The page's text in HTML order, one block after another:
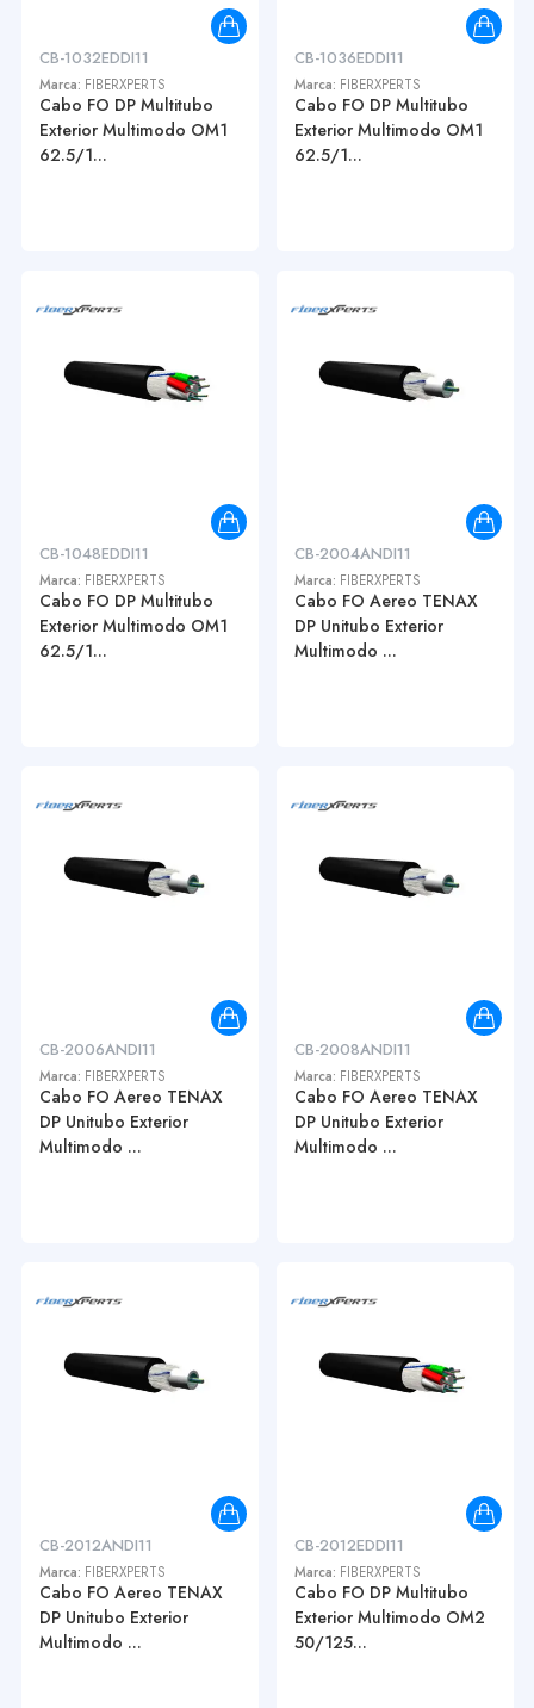
CB-1032EDDI11
Marca: FIBERXPERTS
Cabo FO DP Multitubo
Exterior Multimodo OM1
62.5/1...
CB-1036EDDI11
Marca: FIBERXPERTS
Cabo FO DP Multitubo
Exterior Multimodo OM1
62.5/1...
CB-1048EDDI11
Marca: FIBERXPERTS
Cabo FO DP Multitubo
Exterior Multimodo OM1
62.5/1...
CB-2004ANDI11
Marca: FIBERXPERTS
Cabo FO Aereo TENAX
DP Unitubo Exterior
Multimodo ...
CB-2006ANDI11
Marca: FIBERXPERTS
Cabo FO Aereo TENAX
DP Unitubo Exterior
Multimodo ...
CB-2008ANDI11
Marca: FIBERXPERTS
Cabo FO Aereo TENAX
DP Unitubo Exterior
Multimodo ...
CB-2012ANDI11
Marca: FIBERXPERTS
Cabo FO Aereo TENAX
DP Unitubo Exterior
Multimodo ...
CB-2012EDDI11
Marca: FIBERXPERTS
Cabo FO DP Multitubo
Exterior Multimodo OM2
50/125...